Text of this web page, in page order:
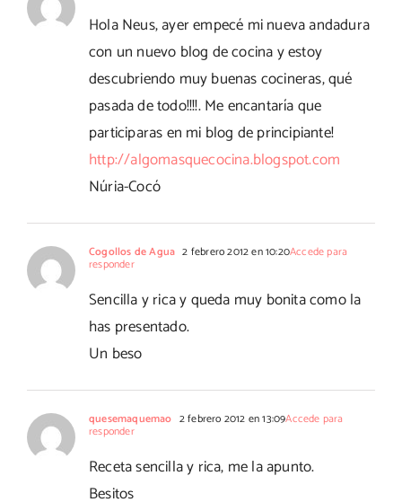
Hola Neus, ayer empecé mi nueva andadura
con un nuevo blog de cocina y estoy
descubriendo muy buenas cocineras, qué
pasada de todo!!!!. Me encantaría que
participaras en mi blog de principiante!
http://algomasquecocina.blogspot.com
Núria-Cocó
Cogollos de Agua 2 febrero 2012 en 10:20Accede para
responder
Sencilla y rica y queda muy bonita como la
has presentado.
Un beso
quesemaquemao 2 febrero 2012 en 13:09Accede para
responder
Receta sencilla y rica, me la apunto.
Besitos